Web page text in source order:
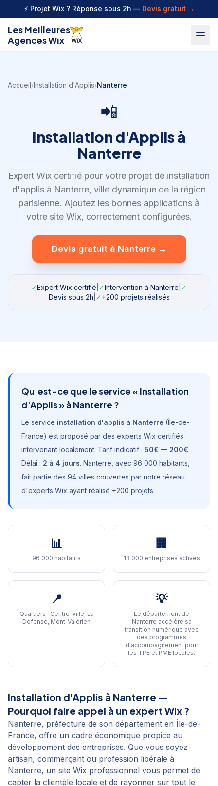
Aller au contenu
⚡ Projet Wix ? Réponse sous 2h — Devis gratuit →
Les Meilleures
Agences Wix
Accueil/Installation d'Applis/Nanterre
📲
Installation d'Applisà
Nanterre
Expert Wix certifié pour votre projet de installation
d'applis à Nanterre, ville dynamique de la région
parisienne. Ajoutez les bonnes applications à
votre site Wix, correctement configurées.
Devis gratuit à Nanterre→
✓Expert Wix certifié ✓Intervention à Nanterre ✓
Devis sous 2h ✓+200 projets réalisés
Qu'est-ce que le service « Installation
d'Applis» à Nanterre ?
Le service installation d'applis à Nanterre (Île-de-
France) est proposé par des experts Wix certifiés
intervenant localement. Tarif indicatif : 50€ — 200€.
Délai : 2 à 4 jours. Nanterre , avec 96 000 habitants
fait partie des 94 villes couvertes par notre réseau
d'experts Wix ayant réalisé +200 projets.
📊
96 000 habitants
🏢
18 000 entreprises actives
📍
Quartiers : Centre-ville, La
Défense, Mont-Valérien
💡
Le département de
Nanterre accélère sa
transition numérique avec
des programmes
d'accompagnement pour
les TPE et PME locales.
Installation d'Applis à Nanterre —
Pourquoi faire appel à un expert Wix ?
Nanterre, préfecture de son département en Île-de-
France, offre un cadre économique propice au
développement des entreprises. Que vous soyez
artisan, commerçant ou profession libérale à
Nanterre, un site Wix professionnel vous permet de
capter la clientèle locale et de rayonner sur tout le